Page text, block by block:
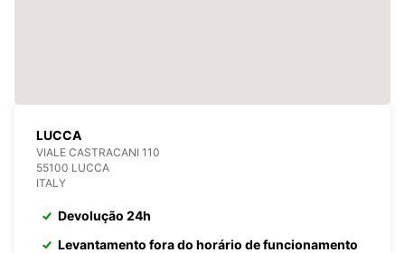
LUCCA
VIALE CASTRACANI 110
55100 LUCCA
ITALY
Devolução 24h
Levantamento fora do horário de funcionamento